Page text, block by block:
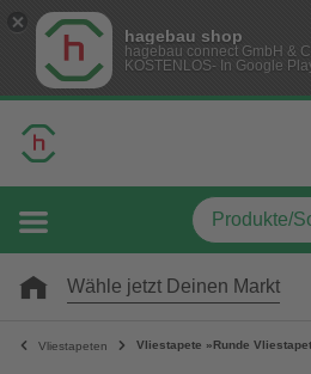
hagebau shop
hagebau connect GmbH &
KOSTENLOS- In Google
Wähle jetzt Deinen Markt
Vliestapeten Vliestapete »Runde